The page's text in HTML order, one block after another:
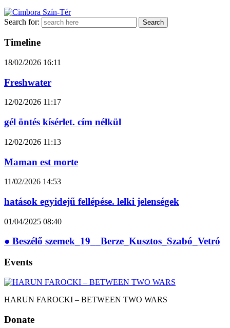
Search for:
Timeline
18/02/2026 16:11
Freshwater
12/02/2026 11:17
gél öntés kísérlet. cím nélkül
12/02/2026 11:13
Maman est morte
11/02/2026 14:53
hatások egyidejű fellépése. lelki jelenségek
01/04/2025 08:40
● Beszélő szemek_19__Berze_Kusztos_Szabó_Vetró
Events
HARUN FAROCKI – BETWEEN TWO WARS
Donate